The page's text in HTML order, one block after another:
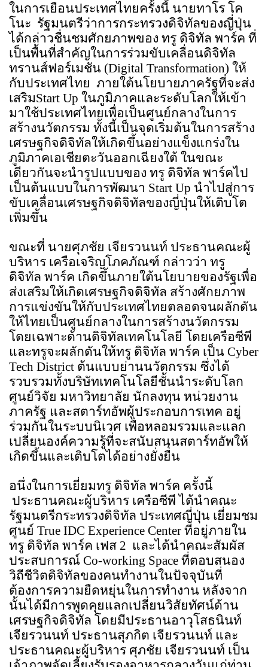
ในการเยือนประเทศไทยครั้งนี้ นายทาโร โค
โนะ  รัฐมนตรีว่าการกระทรวงดิจิทัลของญี่ปุ่น
ได้กล่าวชื่นชมศักยภาพของ ทรู ดิจิทัล พาร์ค ที่
เป็นพื้นที่สำคัญในการร่วมขับเคลื่อนดิจิทัล
ทรานส์ฟอร์เมชัน (Digital Transformation) ให้
กับประเทศไทย  ภายใต้นโยบายภาครัฐที่จะส่ง
เสริมStart Up ในภูมิภาคและระดับโลกให้เข้า
มาใช้ประเทศไทยเพื่อเป็นศูนย์กลางในการ
สร้างนวัตกรรม ทั้งนี้เป็นจุดเริ่มต้นในการสร้าง
เศรษฐกิจดิจิทัลให้เกิดขึ้นอย่างแข็งแกร่งใน
ภูมิภาคเอเชียตะวันออกเฉียงใต้ ในขณะ
เดียวกันจะนำรูปแบบของ ทรู ดิจิทัล พาร์คไป
เป็นต้นแบบในการพัฒนา Start Up นำไปสู่การ
ขับเคลื่อนเศรษฐกิจดิจิทัลของญี่ปุ่นให้เติบโต
เพิ่มขึ้น
ขณะที่ นายศุภชัย เจียรวนนท์ ประธานคณะผู้
บริหาร เครือเจริญโภคภัณฑ์ กล่าวว่า ทรู
ดิจิทัล พาร์ค เกิดขึ้นภายใต้นโยบายของรัฐเพื่อ
ส่งเสริมให้เกิดเศรษฐกิจดิจิทัล สร้างศักยภาพ
การแข่งขันให้กับประเทศไทยตลอดจนผลักดัน
ให้ไทยเป็นศูนย์กลางในการสร้างนวัตกรรม
โดยเฉพาะด้านดิจิทัลเทคโนโลยี โดยเครือซีพี
และทรูจะผลักดันให้ทรู ดิจิทัล พาร์ค เป็น Cyber
Tech District ต้นแบบย่านนวัตกรรม ซึ่งได้
รวบรวมทั้งบริษัทเทคโนโลยีชั้นนำระดับโลก
ศูนย์วิจัย มหาวิทยาลัย นักลงทุน หน่วยงาน
ภาครัฐ และสตาร์ทอัพผู้ประกอบการเทค อยู่
ร่วมกันในระบบนิเวศ เพื่อหลอมรวมและแลก
เปลี่ยนองค์ความรู้ที่จะสนับสนุนสตาร์ทอัพให้
เกิดขึ้นและเติบโตได้อย่างยั่งยืน
อนึ่งในการเยี่ยมทรู ดิจิทัล พาร์ค ครั้งนี้
ประธานคณะผู้บริหาร เครือซีพี ได้นำคณะ
รัฐมนตรีกระทรวงดิจิทัล ประเทศญี่ปุ่น เยี่ยมชม
ศูนย์ True IDC Experience Center ที่อยู่ภายใน
ทรู ดิจิทัล พาร์ค เฟส 2  และได้นำคณะสัมผัส
ประสบการณ์ Co-working Space ที่ตอบสนอง
วิถีชีวิตดิจิทัลของคนทำงานในปัจจุบันที่
ต้องการความยืดหยุ่นในการทำงาน หลังจาก
นั้นได้มีการพูดคุยแลกเปลี่ยนวิสัยทัศน์ด้าน
เศรษฐกิจดิจิทัล โดยมีประธานอาวุโสธนินท์
เจียรวนนท์ ประธานสุภกิต เจียรวนนท์ และ
ประธานคณะผู้บริหาร ศุภชัย เจียรวนนท์ เป็น